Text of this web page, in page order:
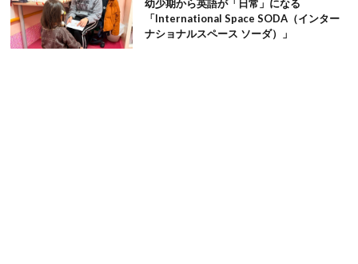
幼少期から英語が「日常」になる
「International Space SODA（インター
ナショナルスペース ソーダ）」